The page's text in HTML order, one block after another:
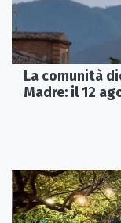
La comunità
Madre: il 12